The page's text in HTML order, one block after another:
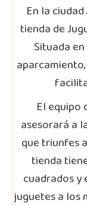
En la ciudad
tienda de
Situada
El equipo
asesorará a
que triunfes
tienda
cuadrados
juguetes a los